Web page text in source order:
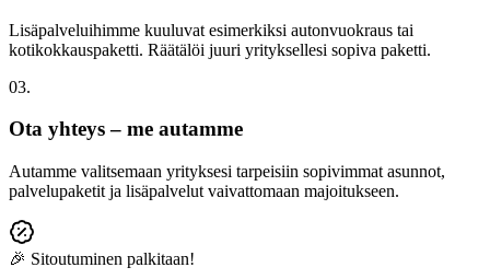
Lisäpalveluihimme kuuluvat esimerkiksi autonvuokraus tai
kotikokkauspaketti. Räätälöi juuri yrityksellesi sopiva paketti.
03.
Ota yhteys – me autamme
Autamme valitsemaan yrityksesi tarpeisiin sopivimmat asunnot,
palvelupaketit ja lisäpalvelut vaivattomaan majoitukseen.
🎉 Sitoutuminen palkitaan!